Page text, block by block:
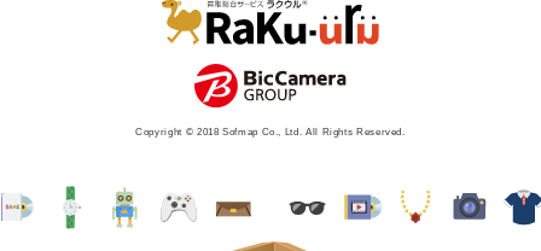
Copyright © 2018 Sofmap Co., Ltd. All Rights Reserved.